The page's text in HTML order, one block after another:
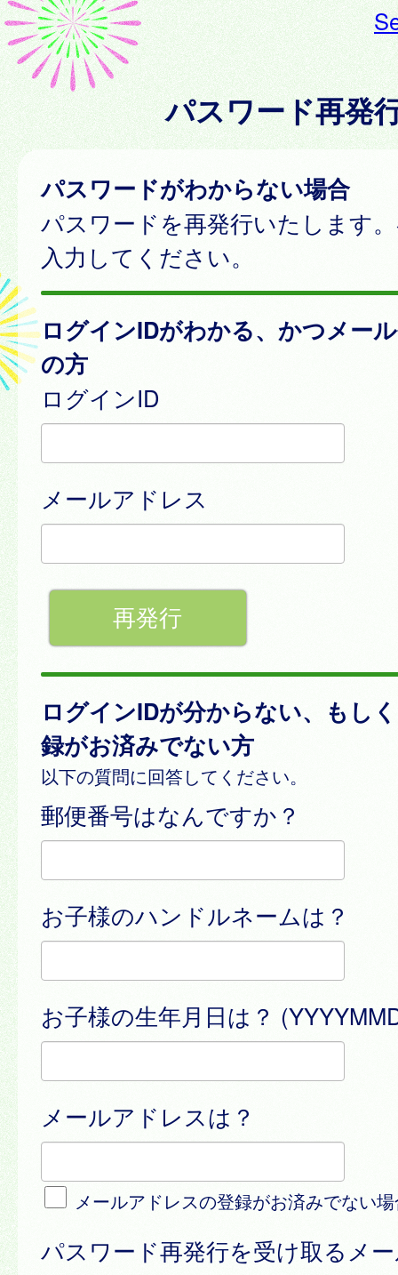
パスワード再発
パスワードがわからない場合
パスワードを再発行いたします
入力してください。
ログインIDがわかる、かつメー
の方
ログインID
メールアドレス
ログインIDが分からない、もし
録がお済みでない方
以下の質問に回答してください。
郵便番号はなんですか？
お子様のハンドルネームは？
お子様の生年月日は？
メールアドレスは？
メールアドレスの登録がお済みでない
パスワード再発行を受け取るメ